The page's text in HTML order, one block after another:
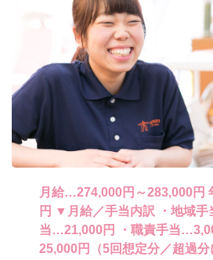
月給…274,000円～283,000円
円 ▼月給／手当内訳 ・地域
当…21,000円 ・職責手当
25,000円（5回想定分／超過分